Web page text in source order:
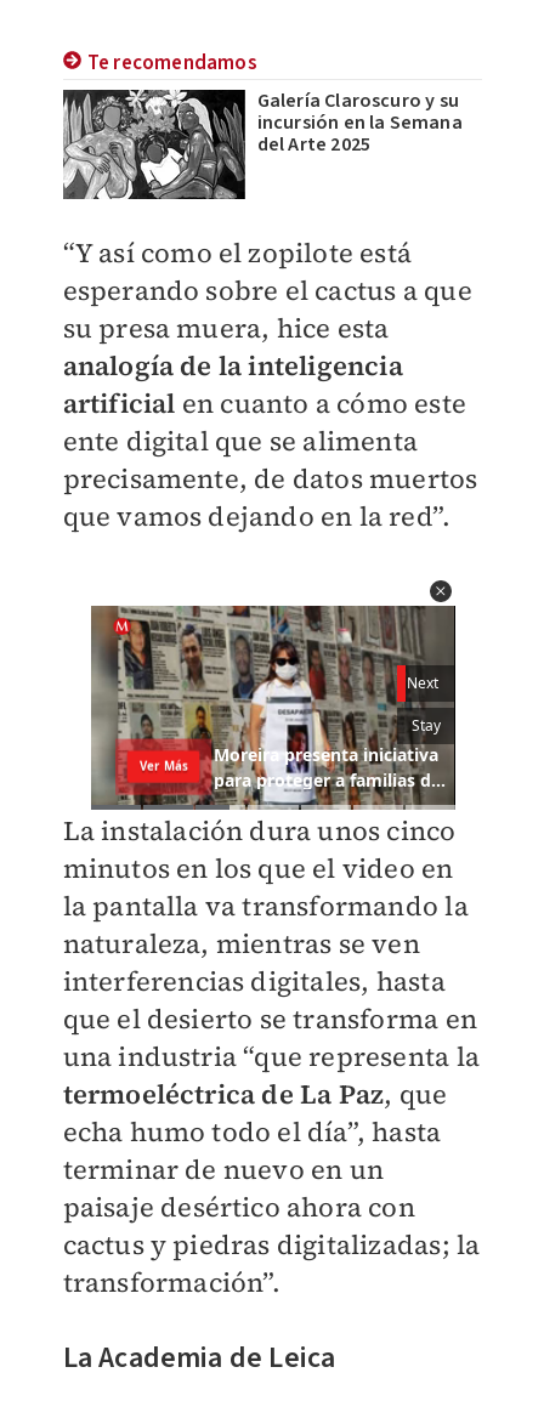
Te recomendamos
Galería Claroscuro y su
incursión en la Semana
del Arte 2025
“Y así como el zopilote está
esperando sobre el cactus a que
su presa muera, hice esta
analogía de la inteligencia
artificial en cuanto a cómo este
ente digital que se alimenta
precisamente, de datos muertos
que vamos dejando en la red”.
La instalación dura unos cinco
minutos en los que el video en
la pantalla va transformando la
naturaleza, mientras se ven
interferencias digitales, hasta
que el desierto se transforma en
una industria “que representa la
termoeléctrica de La Paz, que
echa humo todo el día”, hasta
terminar de nuevo en un
paisaje desértico ahora con
cactus y piedras digitalizadas; la
transformación”.
La Academia de Leica